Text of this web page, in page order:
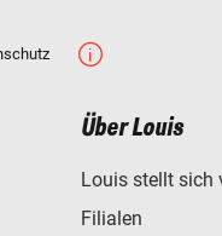
Über Louis
Louis stellt sich
Filialen